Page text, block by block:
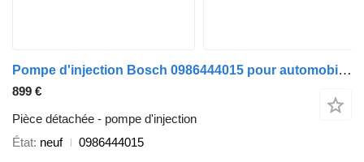
Pompe d'injection Bosch 0986444015 pour automobile Audi A4 A6
899 €
Pièce détachée - pompe d'injection
État neuf
0986444015